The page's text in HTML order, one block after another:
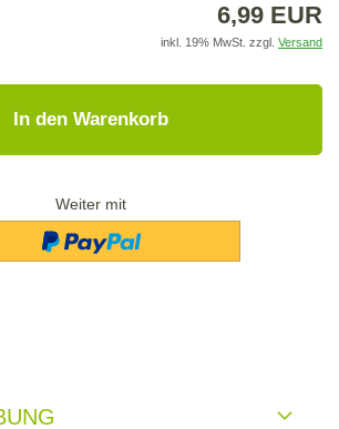
6,99 EUR
inkl. 19% MwSt. zzgl. Versand
In den Warenkorb
Weiter mit